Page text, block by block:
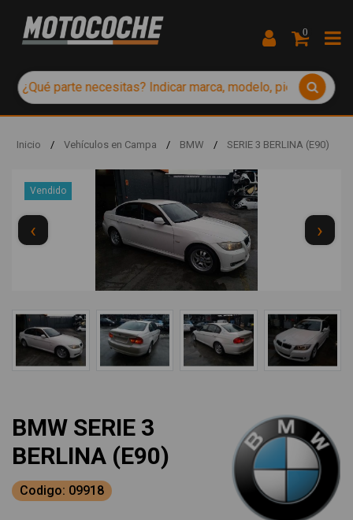
0
Inicio / Vehículos en Campa / BMW / SERIE 3 BERLINA (E90)
Vendido
‹ ›
BMW SERIE 3
BERLINA (E90)
Codigo: 09918